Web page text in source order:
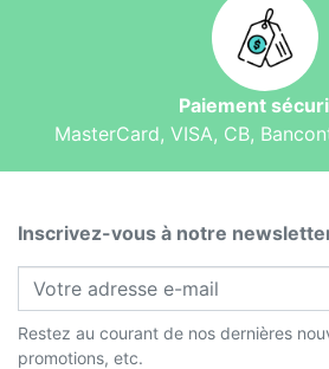
Paiement
MasterCard, VISA, CB,
Inscrivez-vous à notre
Restez au courant de nos dernières
promotions, etc.